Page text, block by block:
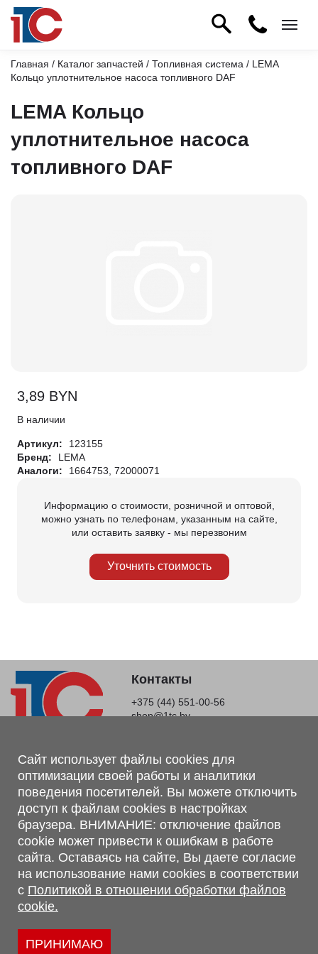
Главная / Каталог запчастей / Топливная система / LEMA
Кольцо уплотнительное насоса топливного DAF
LEMA Кольцо
уплотнительное насоса
топливного DAF
3,89 BYN
В наличии
Артикул:
123155
Бренд:
LEMA
Аналоги:
1664753, 72000071
Информацию о стоимости, розничной и оптовой,
можно узнать по телефонам, указанным на сайте,
или оставить заявку - мы перезвоним
Уточнить стоимость
Контакты
+375 (44) 551-00-56
shop@1tc.by
Магазин, склад
г. Минск, Минский р-н, п. Привольный, ул. Мира, 20А,
223062
г. Брест, ул. Лейтенанта Рябцева, 108 В, 224701
Обращаем Ваше внимание, что вся предоставленная на сайте
информация, касающаяся комплектаций, технических
характеристик, цветовых сочетаний, а также стоимости и
сервисного обслуживания носит информационный характер и
не является публичной офертой, определяемой п.2 ст.407
Гражданского кодекса Республики Беларусь.
Политика обработки персональных данных
Политикой в отношении обработки файлов cookie.
Сайт использует файлы cookies для
оптимизации своей работы и аналитики
поведения посетителей. Вы можете отключить
доступ к файлам cookies в настройках
браузера. ВНИМАНИЕ: отключение файлов
cookie может привести к ошибкам в работе
сайта. Оставаясь на сайте, Вы даете согласие
на использование нами cookies в соответствии
с Политикой в отношении обработки файлов
cookie.
ПРИНИМАЮ